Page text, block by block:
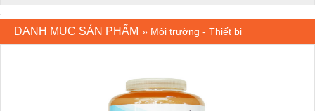
DANH MỤC SẢN PHẨM » Môi trường - Thiết bị